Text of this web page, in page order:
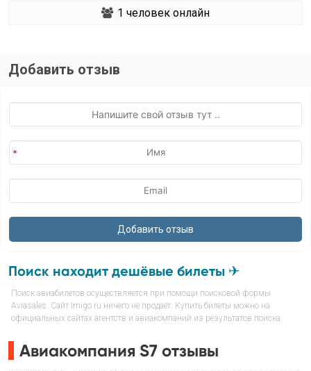
1 человек онлайн
Добавить отзыв
Поиск находит дешёвые билеты ✈
Поиск авиабилетов осуществляется при помощи поисковой формы
Aviasales. Сайт Imigo.ru ничего не продаёт. Купить билеты можно на
официальных сайтах агентств и авиакомпаний из результатов поиска.
Авиакомпания S7 отзывы